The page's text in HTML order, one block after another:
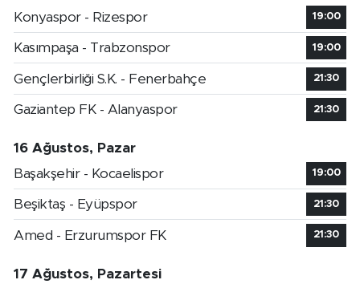
Konyaspor - Rizespor
19:00
Kasımpaşa - Trabzonspor 19:00
Gençlerbirliği S.K. - Fenerbahçe 21:30
Gaziantep FK - Alanyaspor 21:30
16 Ağustos, Pazar
Başakşehir - Kocaelispor
19:00
Beşiktaş - Eyüpspor 21:30
Amed - Erzurumspor FK 21:30
17 Ağustos, Pazartesi